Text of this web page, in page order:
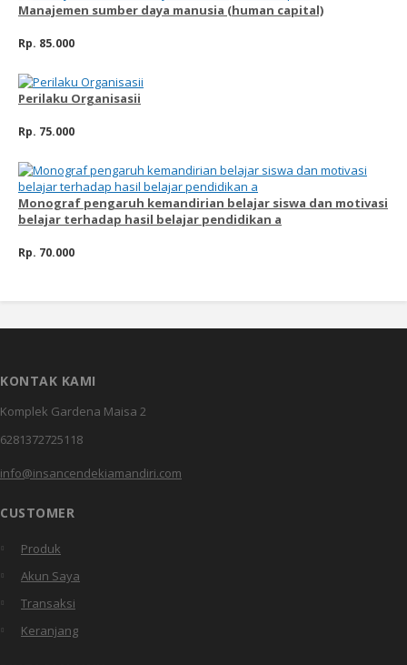
Manajemen sumber daya manusia (human capital)
Rp. 85.000
Perilaku Organisasii
Rp. 75.000
Monograf pengaruh kemandirian belajar siswa dan motivasi
belajar terhadap hasil belajar pendidikan a
Rp. 70.000
KONTAK KAMI
Komplek Gardena Maisa 2
6281372725118
info@insancendekiamandiri.com
CUSTOMER
Produk
Akun Saya
Transaksi
Keranjang